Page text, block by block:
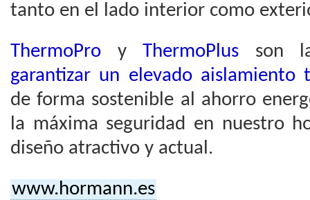
tanto en el lado interior como
ThermoPro yThermoPlus son
garantizar un elevado aislamiento
de forma sostenible al ahorro
la máxima seguridad en nuestro
diseño atractivo y actual.
www.hormann.es